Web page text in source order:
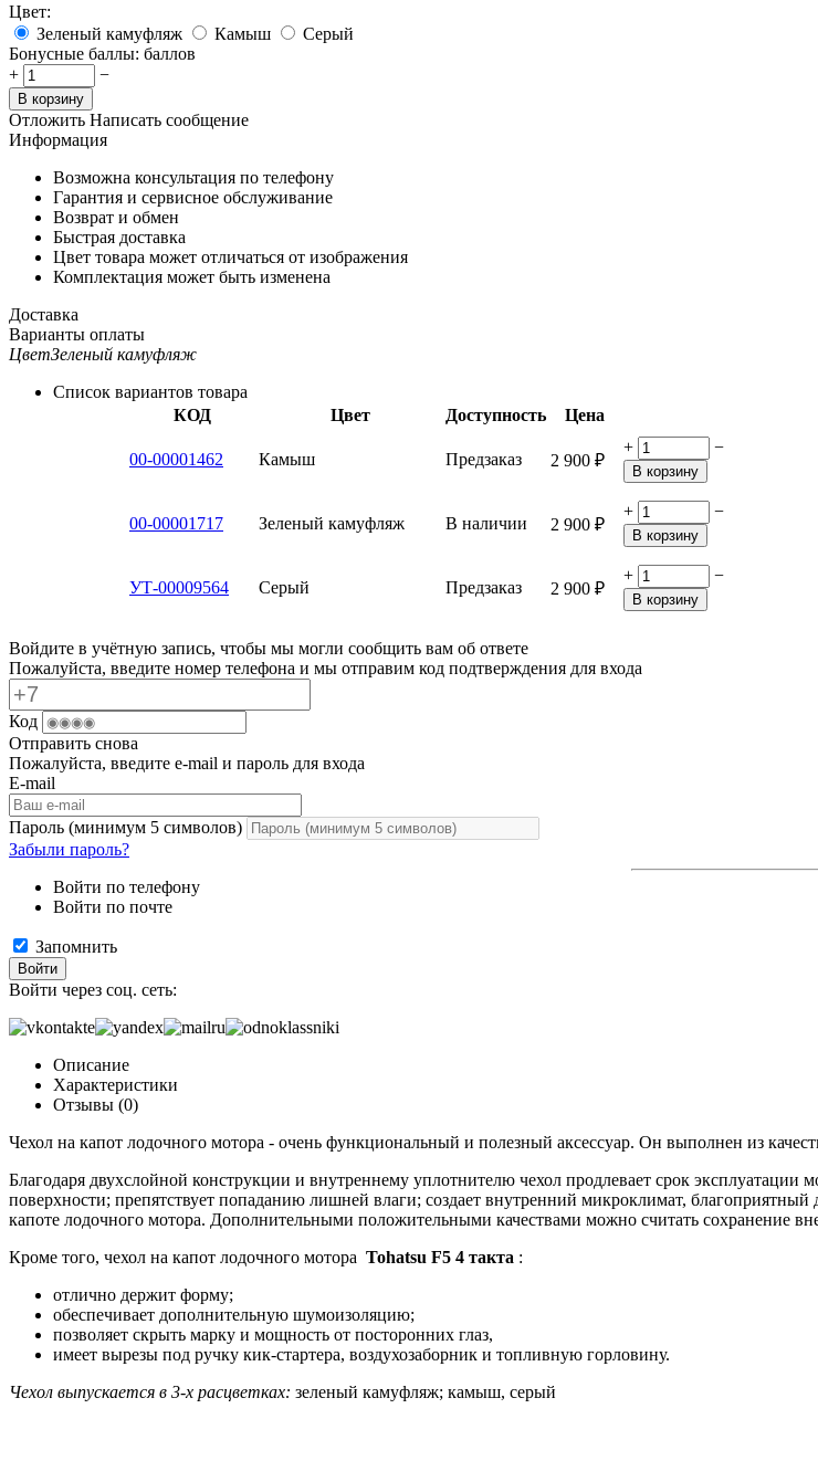
Цвет:
Зеленый камуфляж
Камыш
Серый
Бонусные баллы: баллов
+
−
В корзину
Отложить Написать сообщение
Информация
Возможна консультация по телефону
Гарантия и сервисное обслуживание
Возврат и обмен
Быстрая доставка
Цвет товара может отличаться от изображения
Комплектация может быть изменена
Доставка
Варианты оплаты
ЦветЗеленый камуфляж
Список вариантов товара
КОД
Цвет Доступность Цена
00-00001462 Камыш Предзаказ 2 900 ₽
+ −
В корзину
00-00001717 Зеленый камуфляж В наличии 2 900 ₽
+ −
В корзину
УТ-00009564 Серый Предзаказ 2 900 ₽
+ −
В корзину
Войдите в учётную запись, чтобы мы могли сообщить вам об ответе
Пожалуйста, введите номер телефона и мы отправим код подтверждения для входа
Код
Отправить снова
Пожалуйста, введите e-mail и пароль для входа
E-mail
Пароль (минимум 5 символов)
Забыли пароль?
Войти по телефону
Войти по почте
Запомнить
Войти
Войти через соц. сеть:
Описание
Характеристики
Отзывы (0)
Чехол на капот лодочного мотора - очень функциональный и полезный аксессуар. Он выполнен из
Благодаря двухслойной конструкции и внутреннему уплотнителю чехол продлевает срок эксплуатации
поверхности; препятствует попаданию лишней влаги; создает внутренний микроклимат,
капоте лодочного мотора. Дополнительными положительными качествами можно считать сохранение
Кроме того, чехол на капот лодочного мотора Tohatsu F5 4 такта :
отлично держит форму;
обеспечивает дополнительную шумоизоляцию;
позволяет скрыть марку и мощность от посторонних глаз,
имеет вырезы под ручку кик-стартера, воздухозаборник и топливную горловину.
Чехол выпускается в 3-х расцветках: зеленый камуфляж; камыш, серый